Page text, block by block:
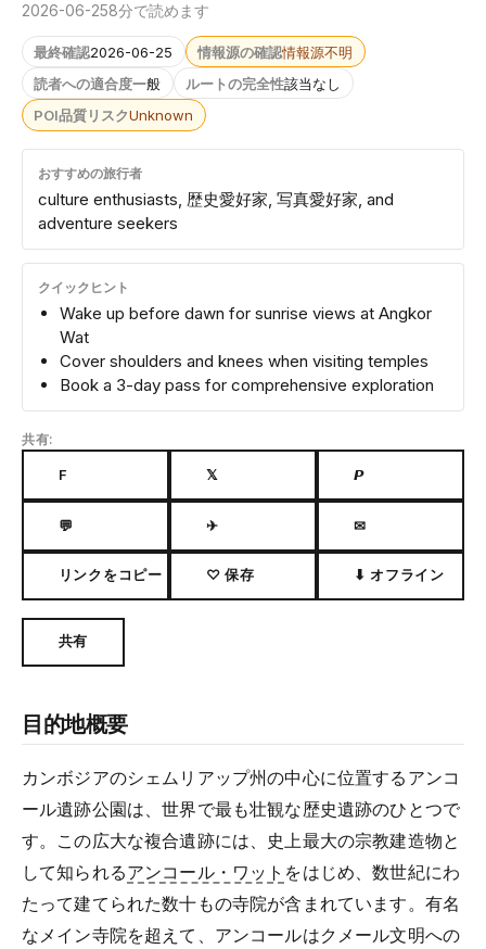
2026-06-258分で読めます
最終確認2026-06-25 情報源の確認情報源不明
読者への適合度一般 ルートの完全性該当なし
POI品質リスクUnknown
おすすめの旅行者
culture enthusiasts, 歴史愛好家, 写真愛好家, and
adventure seekers
クイックヒント
Wake up before dawn for sunrise views at Angkor
Wat
Cover shoulders and knees when visiting temples
Book a 3-day pass for comprehensive exploration
共有:
F 𝕏 𝙋
💬 ✈ ✉
リンクをコピー ♡ 保存 ⬇ オフライン
共有
目的地概要
カンボジアのシェムリアップ州の中心に位置するアンコ
ール遺跡公園は、世界で最も壮観な歴史遺跡のひとつで
す。この広大な複合遺跡には、史上最大の宗教建造物と
して知られるアンコール・ワット をはじめ、数世紀にわ
たって建てられた数十もの寺院が含まれています。有名
なメイン寺院を超えて、アンコールはクメール文明への